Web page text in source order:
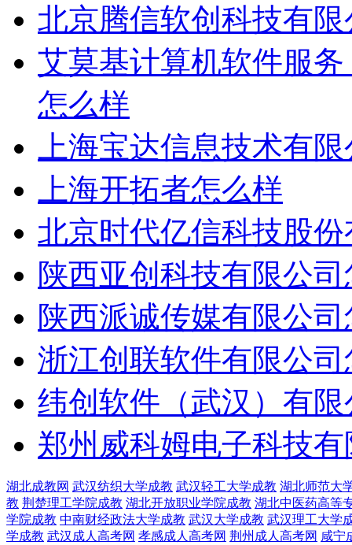
北京腾信软创科技有
艾莫基计算机软件服
怎么样
上海宝达信息技术有
上海开拓者怎么样
北京时代亿信科技股
陕西亚创科技有限公
陕西派诚传媒有限公
浙江创联软件有限公
纬创软件（武汉）有
郑州威科姆电子科技
湖北成教网 武汉纺织大学成教 武汉轻工大学成教 湖北师范大
教 荆楚理工学院成教 湖北开放职业学院成教 湖北中医药高等
学院成教 中南财经政法大学成教 武汉大学成教 武汉理工大学
学成教 武汉成人高考网 孝感成人高考网 荆州成人高考网 咸宁